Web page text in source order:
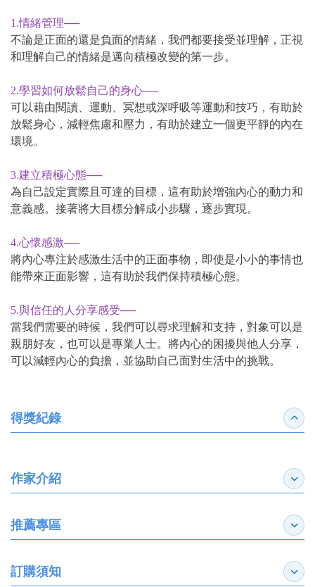
1.情緒管理──
不論是正面的還是負面的情緒，我們都要接受並理解，正視
和理解自己的情緒是邁向積極改變的第一步。
2.學習如何放鬆自己的身心──
可以藉由閱讀、運動、冥想或深呼吸等運動和技巧，有助於
放鬆身心，減輕焦慮和壓力，有助於建立一個更平靜的內在
環境。
3.建立積極心態──
為自己設定實際且可達的目標，這有助於增強內心的動力和
意義感。接著將大目標分解成小步驟，逐步實現。
4.心懷感激──
將內心專注於感激生活中的正面事物，即使是小小的事情也
能帶來正面影響，這有助於我們保持積極心態。
5.與信任的人分享感受──
當我們需要的時候，我們可以尋求理解和支持，對象可以是
親朋好友，也可以是專業人士。將內心的困擾與他人分享，
可以減輕內心的負擔，並協助自己面對生活中的挑戰。
得獎紀錄 收合
作家介紹 展開
推薦專區 展開
訂購須知 展開